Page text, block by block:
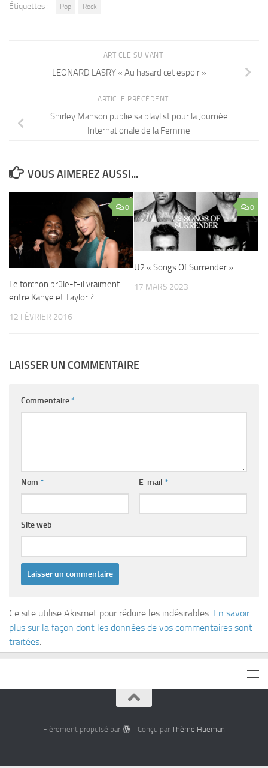
Étiquettes : Pop Rock
ARTICLE SUIVANT
LEONARD LASRY « Au hasard cet espoir »
ARTICLE PRÉCÉDENT
Shirley Manson publie sa playlist pour la Journée
Internationale de la Femme
VOUS AIMEREZ AUSSI...
0
Le torchon brûle-t-il vraiment
entre Kanye et Taylor ?
12 FÉVRIER 2016
0
U2 « Songs Of Surrender »
17 MARS 2023
LAISSER UN COMMENTAIRE
Commentaire*
Nom * E-mail *
Site web
Ce site utilise Akismet pour réduire les indésirables. En savoir
plus sur la façon dont les données de vos commentaires sont
traitées.
Fièrement propulsé par - Conçu par Thème Hueman